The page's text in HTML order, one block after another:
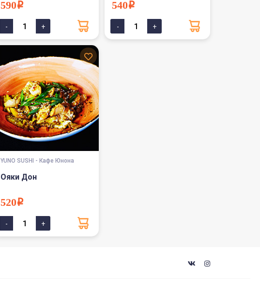
590i 540i
YUNO SUSHI - Кафе Юнона
Ояки Дон
520i